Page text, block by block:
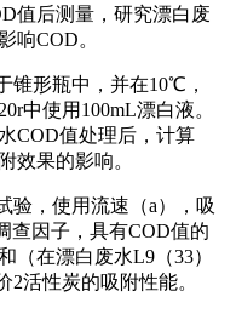
值后测量，研究漂白废
响COD。
形瓶中，并在10℃，
使用100mL漂白液。
COD值处理后，计算
效果的影响。
，使用流速（a），吸
查因子，具有COD值的
（在漂白废水L9（33）
活性炭的吸附性能。